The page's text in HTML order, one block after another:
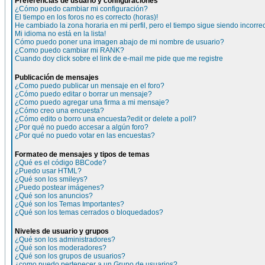
¿Cómo puedo cambiar mi configuración?
El tiempo en los foros no es correcto (horas)!
He cambiado la zona horaria en mi perfil, pero el tiempo sigue siendo
Mi idioma no está en la lista!
Cómo puedo poner una imagen abajo de mi nombre de usuario?
¿Como puedo cambiar mi RANK?
Cuando doy click sobre el link de e-mail me pide que me registre
Publicación de mensajes
¿Como puedo publicar un mensaje en el foro?
¿Cómo puedo editar o borrar un mensaje?
¿Como puedo agregar una firma a mi mensaje?
¿Cómo creo una encuesta?
¿Cómo edito o borro una encuesta?edit or delete a poll?
¿Por qué no puedo accesar a algún foro?
¿Por qué no puedo votar en las encuestas?
Formateo de mensajes y tipos de temas
¿Qué es el código BBCode?
¿Puedo usar HTML?
¿Qué son los smileys?
¿Puedo postear imágenes?
¿Qué son los anuncios?
¿Qué son los Temas Importantes?
¿Qué son los temas cerrados o bloquedados?
Niveles de usuario y grupos
¿Qué son los administradores?
¿Qué son los moderadores?
¿Qué son los grupos de usuarios?